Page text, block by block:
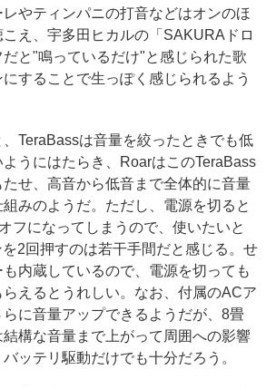
やティンパニの打音などはオンのほ
こえ、宇多田ヒカルの「SAKURAドロ
と"鳴っているだけ"と感じられた歌
することで生っぽく感じられるよう
TeraBassは音量を絞ったときでも低
うにはたらき、RoarはこのTeraBass
せ、高音から低音まで全体的に音量
みのようだ。ただし、電源を切ると
フになってしまうので、使いたいと
2回押すのは若干手間だと感じる。せ
内蔵しているので、電源を切っても
えるとうれしい。なお、付属のACア
に音量アップできるようだが、8畳
結構な音量まで上がって周囲への影響
ッテリ駆動だけでも十分だろう。